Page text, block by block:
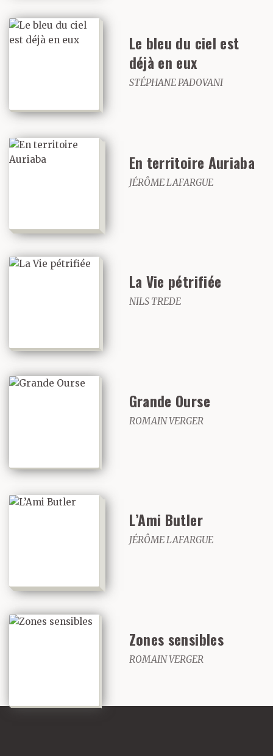
Le bleu du ciel est
déjà en eux
STÉPHANE PADOVANI
En territoire Auriaba
JÉRÔME LAFARGUE
La Vie pétrifiée
NILS TREDE
Grande Ourse
ROMAIN VERGER
L’Ami Butler
JÉRÔME LAFARGUE
Zones sensibles
ROMAIN VERGER